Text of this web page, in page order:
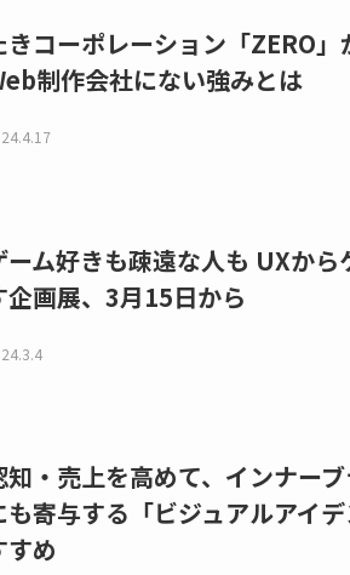
きコーポレーション「ZERO」
制作会社にない強みとは
ーム好きも疎遠な人も UXから
企画展、3月15日から
知・売上を高めて、インナー
も寄与する「ビジュアルアイ
すめ